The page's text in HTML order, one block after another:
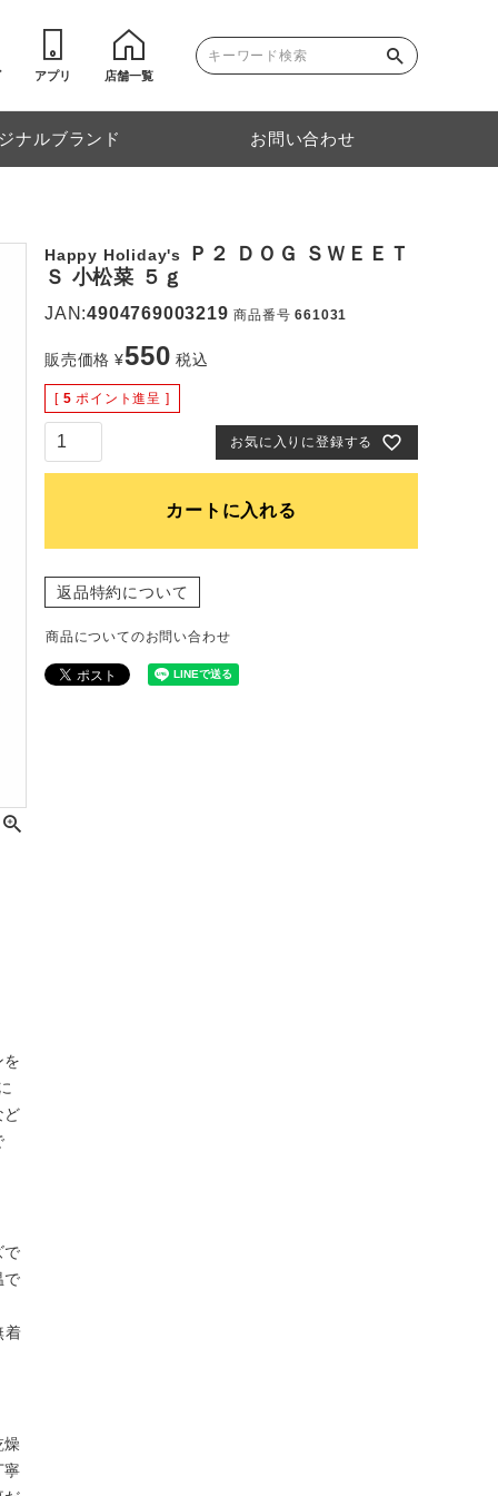
アプリ 店舗一覧
ナルブランド お問い合わせ
Happy Holiday's
Ｐ２ ＤＯＧ ＳＷＥＥＴ
Ｓ 小松菜 ５ｇ
JAN:4904769003219 商品番号 661031
販売価格 ¥550 税込
[ 5 ポイント進呈 ]
お気に入りに登録する
カートに入れる
返品特約について
商品についてのお問い合わせ
ど
で
で
着
寧